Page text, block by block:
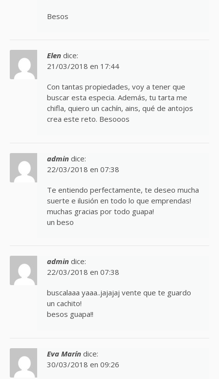
Besos
Elen dice:
21/03/2018 en 17:44
Con tantas propiedades, voy a tener que
buscar esta especia. Además, tu tarta me
chifla, quiero un cachín, ains, qué de antojos
crea este reto. Besooos
admin dice:
22/03/2018 en 07:38
Te entiendo perfectamente, te deseo mucha
suerte e ilusión en todo lo que emprendas!
muchas gracias por todo guapa!
un beso
admin dice:
22/03/2018 en 07:38
buscalaaa yaaa..jajajaj vente que te guardo
un cachito!
besos guapa!!
Eva Marín dice:
30/03/2018 en 09:26